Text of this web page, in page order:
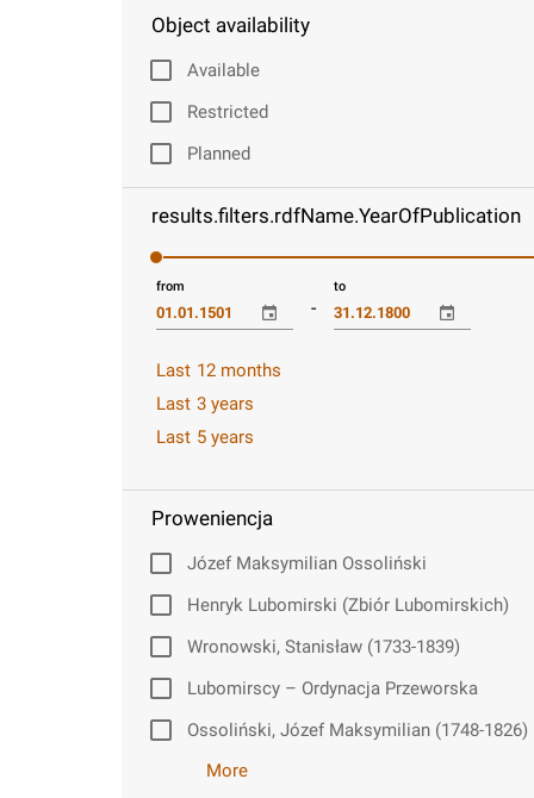
Object availability
Available
Restricted
Planned
results.filters.rdfName.YearOfPublication
from
-
to
Last 12 months
Last 3 years
Last 5 years
Proweniencja
Józef Maksymilian Ossoliński
Henryk Lubomirski (Zbiór Lubomirskich)
Wronowski, Stanisław (1733-1839)
Lubomirscy – Ordynacja Przeworska
Ossoliński, Józef Maksymilian (1748-1826)
More